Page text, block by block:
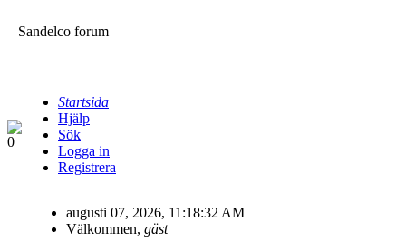
Sandelco forum
Startsida
Hjälp
Sök
Logga in
Registrera
augusti 07, 2026, 11:18:32 AM
Välkommen, gäst